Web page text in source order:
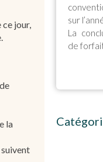
jour,
la
sur
La
de forfait